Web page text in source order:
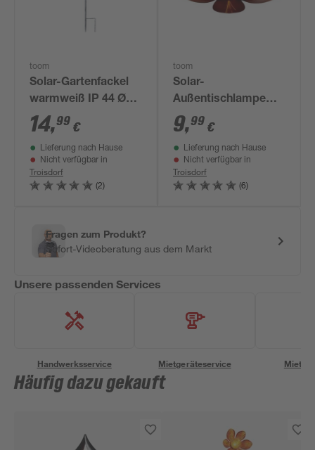
toom
Solar-Gartenfackel
warmweiß IP 44 Ø
12,5 x 75,5 cm
14,99 €
Lieferung nach Hause
Nicht verfügbar in
Troisdorf
(2)
toom
Solar-
Außentischlampe
warmweiß IP 44 Ø 27
x 11,5 cm
9,99 €
Lieferung nach Hause
Nicht verfügbar in
Troisdorf
(6)
Fragen zum Produkt?
Sofort-Videoberatung aus dem Markt
Unsere passenden Services
Handwerksservice Mietgeräteservice
Häufig dazu gekauft